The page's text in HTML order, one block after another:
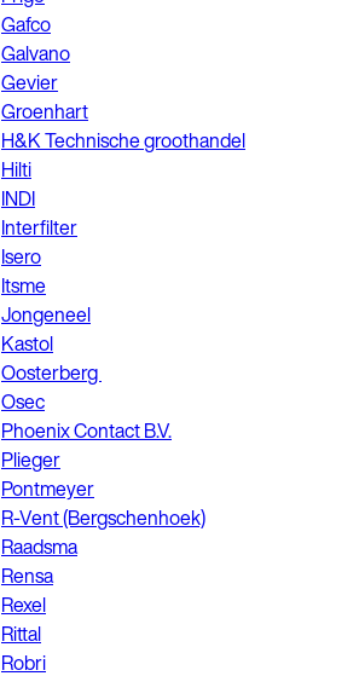
Gafco
Galvano
Gevier
Groenhart
H&K Technische groothandel
Hilti
INDI
Interfilter
Isero
Itsme
Jongeneel
Kastol
Oosterberg
Osec
Phoenix Contact B.V.
Plieger
Pontmeyer
R-Vent (Bergschenhoek)
Raadsma
Rensa
Rexel
Rittal
Robri